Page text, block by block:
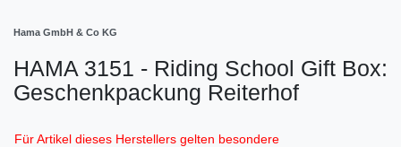
Hama GmbH & Co KG
HAMA 3151 - Riding School Gift Box:
Geschenkpackung Reiterhof
Für Artikel dieses Herstellers gelten besondere